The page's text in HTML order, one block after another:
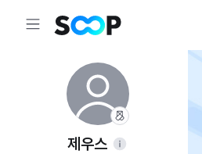
제우스